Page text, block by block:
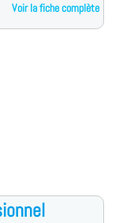
Voir la fiche complète